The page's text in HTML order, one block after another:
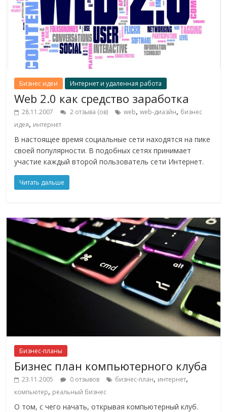
Бизнес идеи Интернет и удаленная работа
Web 2.0 как средство заработка
28.11.2007 2 отзыва (ов) web,web-диазйн, бизнес
идея, интернет
В настоящее время социальные сети находятся на пике
своей популярности. В подобных сетях принимает
участие каждый второй пользователь сети Интернет.
Читать дальше
Бизнес-планы
Бизнес план компьютерного клуба
23.11.2005 0 отзывов бизнес-план, интернет,
компьютер, реальный бизнес
О том, с чего начать, открывая компьютерный клуб.